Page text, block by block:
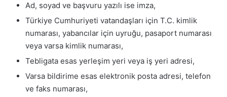
Ad, soyad ve başvuru yazılı ise imza,
Türkiye Cumhuriyeti vatandaşları için T.C. kimlik
numarası, yabancılar için uyruğu, pasaport numarası
veya varsa kimlik numarası,
Tebligata esas yerleşim yeri veya iş yeri adresi,
Varsa bildirime esas elektronik posta adresi, telefon
ve faks numarası,